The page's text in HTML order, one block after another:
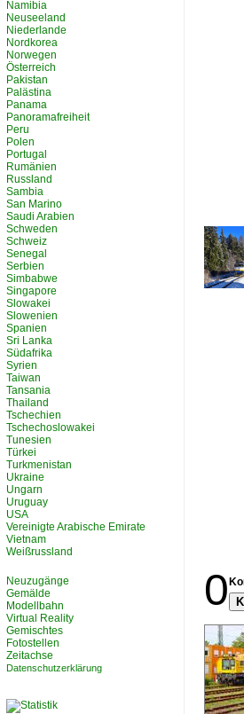
0
Namibia
Neuseeland
Niederlande
Nordkorea
Norwegen
Österreich
Pakistan
Palästina
Panama
Panoramafreiheit
Peru
Polen
Portugal
Rumänien
Russland
Sambia
San Marino
Saudi Arabien
Schweden
Schweiz
Senegal
Serbien
Simbabwe
Singapore
Slowakei
Slowenien
Spanien
Sri Lanka
Südafrika
Syrien
Taiwan
Tansania
Thailand
Tschechien
Tschechoslowakei
Tunesien
Türkei
Turkmenistan
Ukraine
Ungarn
Uruguay
USA
Vereinigte Arabische Emirate
Vietnam
Weißrussland
Neuzugänge
Gemälde
Modellbahn
Virtual Reality
Gemischtes
Fotostellen
Zeitachse
Datenschutzerklärung